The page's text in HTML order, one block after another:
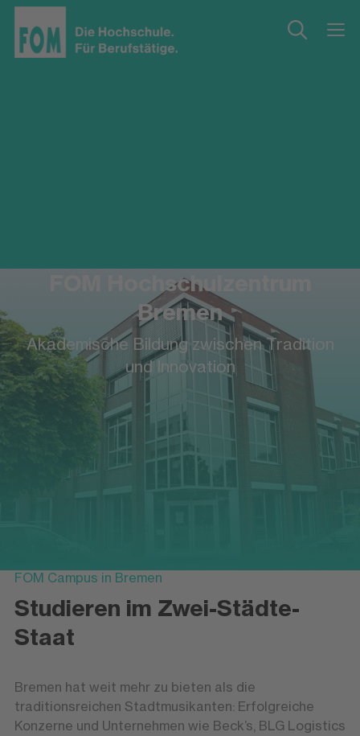
FOM Hochschulzentrum
Bremen
Akademische Bildung zwischen Tradition
und Innovation
FOM Campus in Bremen
Studieren im Zwei-Städte-
Staat
Bremen hat weit mehr zu bieten als die
traditionsreichen Stadtmusikanten: Erfolgreiche
Konzerne und Unternehmen wie Beck’s, BLG Logistics